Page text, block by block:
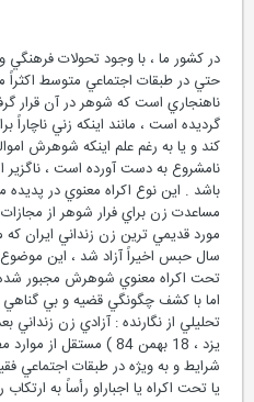
در كشور ما ، با وجود تحولات فرهنگي
حتي در طبقات اجتماعي متوسط اكثراً
ناهنجاري است كه شوهر در آن قرار
گرديده است ، مانند اينكه زني ناچاراً
كند و يا به رغم علم اينكه شوهرش
نامشروع به دست آورده است ، ناگزير از
باشد . اين نوع اكراه معنوي در پديده
مساعدت زن براي فرار شوهر از
سال حبس اخيراً آزاد شد ، اين موضوع
تحت اكراه معنوي شوهرش مجبور شده
اما با كشف چگونگي قضيه و بي گناهي
يزد ، 18 بهمن 84 ) مستقل از
شرايط و به ويژه در طبقات اجتماعي
يا تحت اكراه يا اجباراو رأساً به